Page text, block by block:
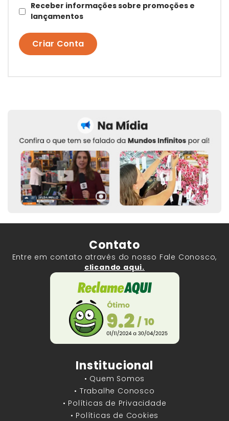
Receber informações sobre promoções e
lançamentos
Criar Conta
Contato
Entre em contato através do nosso Fale Conosco,
clicando aqui.
Institucional
• Quem Somos
• Trabalhe Conosco
• Políticas de Privacidade
• Políticas de Cookies